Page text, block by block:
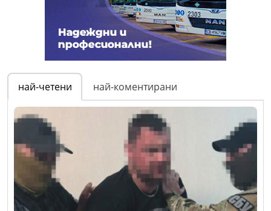
най-четени най-коментирани